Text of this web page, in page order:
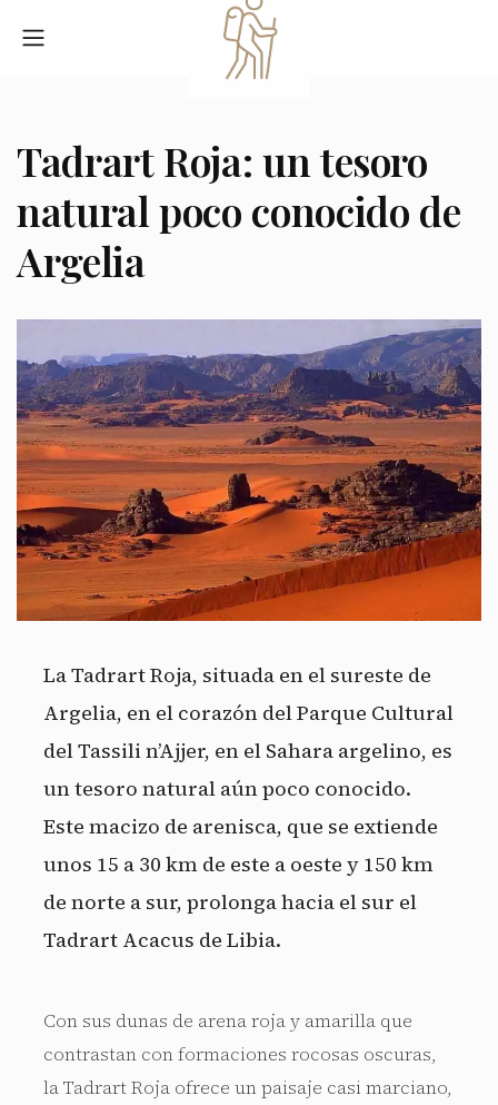
Tadrart Roja: un tesoro
natural poco conocido de
Argelia
La Tadrart Roja, situada en el sureste de
Argelia, en el corazón del Parque Cultural
del Tassili n’Ajjer, en el Sahara argelino, es
un tesoro natural aún poco conocido.
Este macizo de arenisca, que se extiende
unos 15 a 30 km de este a oeste y 150 km
de norte a sur, prolonga hacia el sur el
Tadrart Acacus de Libia.
Con sus dunas de arena roja y amarilla que
contrastan con formaciones rocosas oscuras,
la Tadrart Roja ofrece un paisaje casi marciano,